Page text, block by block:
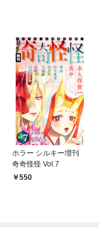
ホラー シルキー増刊
奇奇怪怪 Vol.7
550